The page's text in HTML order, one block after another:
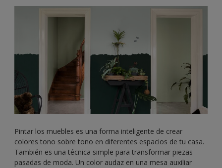
Pintar los muebles es una forma inteligente de crear
colores tono sobre tono en diferentes espacios de tu casa.
También es una técnica simple para transformar piezas
pasadas de moda. Un color audaz en una mesa auxiliar